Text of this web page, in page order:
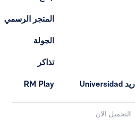
الأكاديمية الجامعية ريال مدريد Universidad
المتجر الرسمي
الجولة
تذاكر
RM Play
التحميل الان